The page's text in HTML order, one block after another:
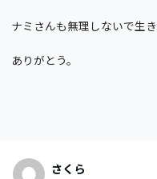
ナミさんも無理しないで生
ありがとう。
さくら